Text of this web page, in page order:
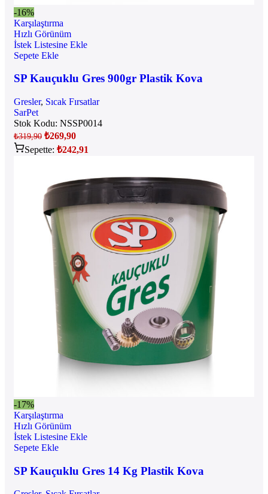
-16%
Karşılaştırma
Hızlı Görünüm
İstek Listesine Ekle
Sepete Ekle
SP Kauçuklu Gres 900gr Plastik Kova
Gresler, Sıcak Fırsatlar
SarPet
Stok Kodu: NSSP0014
₺319,90 ₺269,90
Sepette: ₺242,91
-17%
Karşılaştırma
Hızlı Görünüm
İstek Listesine Ekle
Sepete Ekle
SP Kauçuklu Gres 14 Kg Plastik Kova